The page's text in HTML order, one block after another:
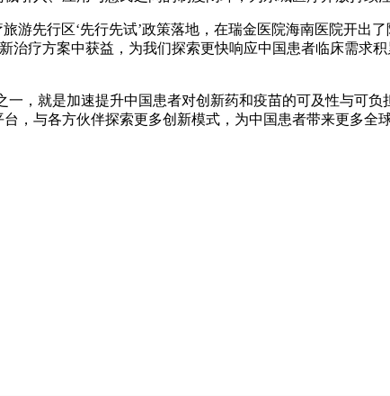
游先行区‘先行先试’政策落地，在瑞金医院海南医院开出
治疗方案中获益，为我们探索更快响应中国患者临床需求
一，就是加速提升中国患者对创新药和疫苗的可及性与可
，与各方伙伴探索更多创新模式，为中国患者带来更多全